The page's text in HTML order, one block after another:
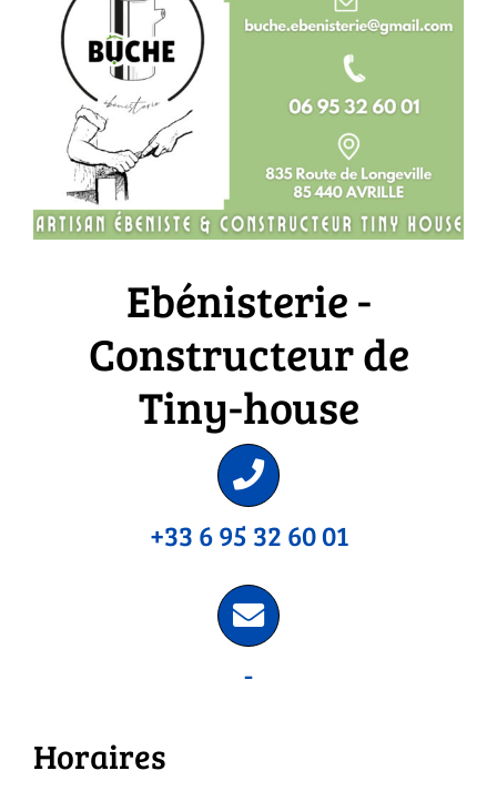
Ebénisterie -
Constructeur de
Tiny-house
+33 6 95 32 60 01
-
Horaires